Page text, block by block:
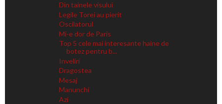
Din tainele visului
Legile Torei au pierit
Oscilatorul
Mi-e dor de Paris
Top 5 cele mai interesante haine de
botez pentru b...
Inveliri
Dragostea
Mesaj
Manunchi
Azi